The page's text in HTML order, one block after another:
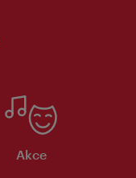
Akce